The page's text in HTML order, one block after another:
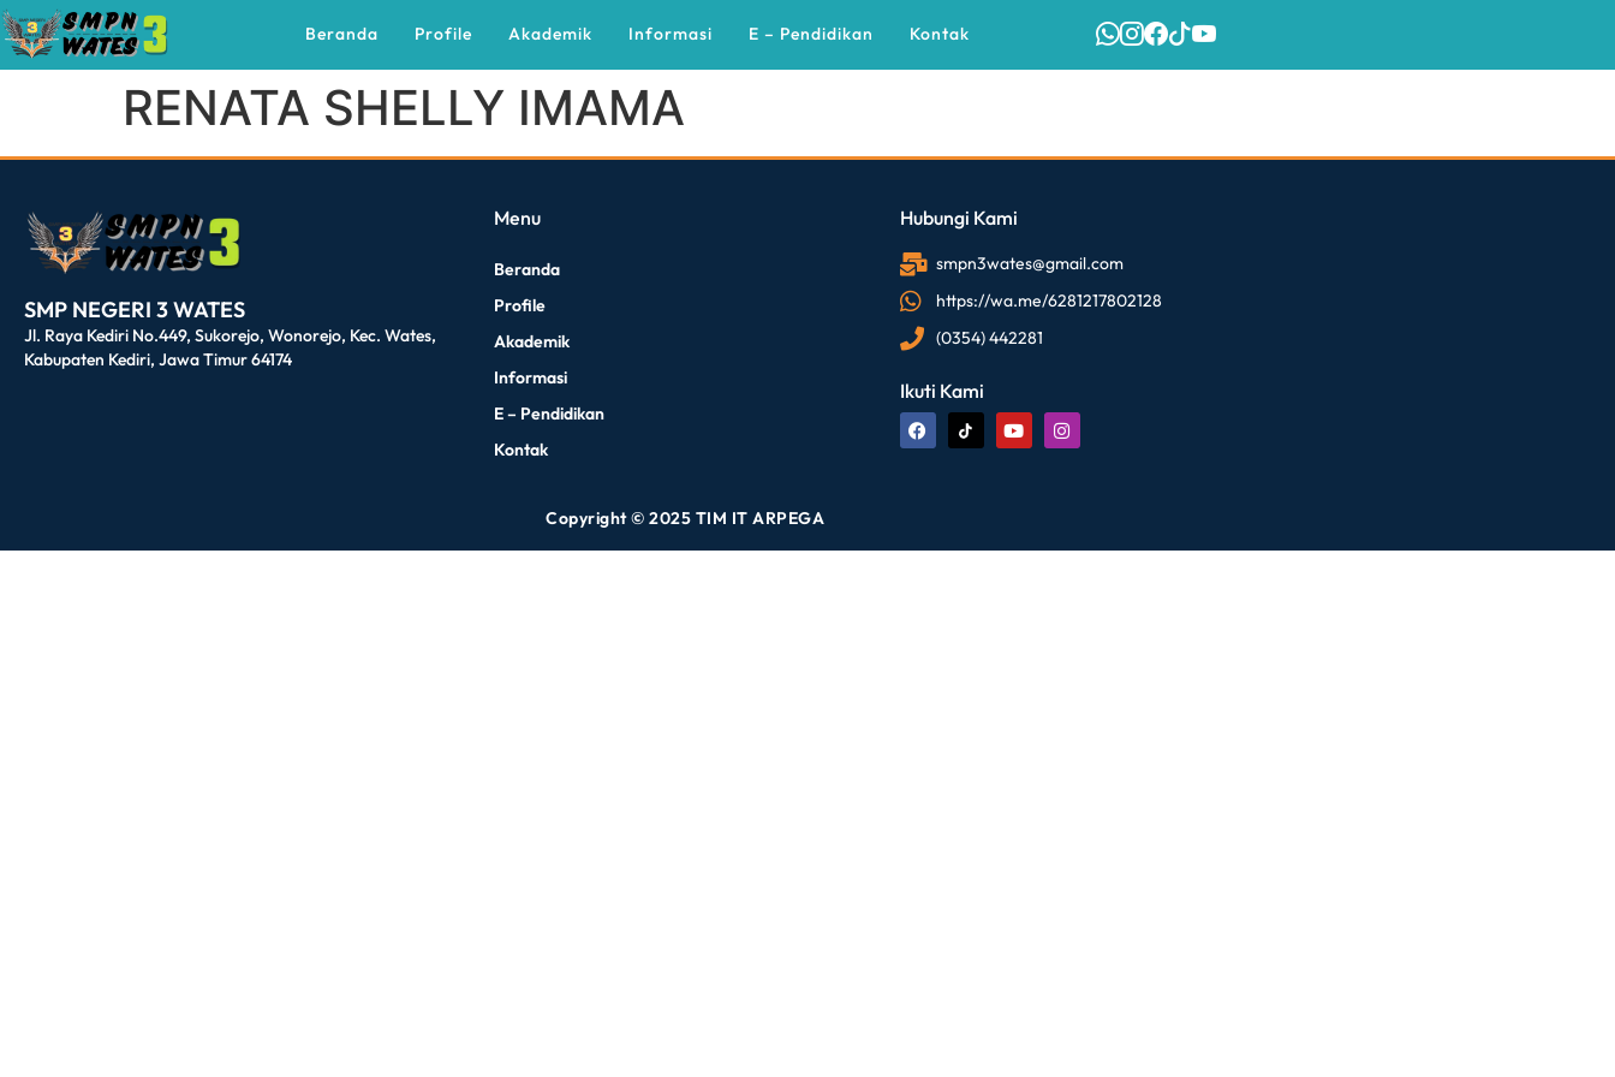
Beranda Profile Akademik Informasi E – Pendidikan Kontak
RENATA SHELLY IMAMA
SMP NEGERI 3 WATES
Jl. Raya Kediri No.449, Sukorejo, Wonorejo, Kec. Wates,
Kabupaten Kediri, Jawa Timur 64174
Menu
Beranda
Profile
Akademik
Informasi
E – Pendidikan
Kontak
Hubungi Kami
smpn3wates@gmail.com
https://wa.me/6281217802128
(0354) 442281
Ikuti Kami
Copyright © 2025 TIM IT ARPEGA